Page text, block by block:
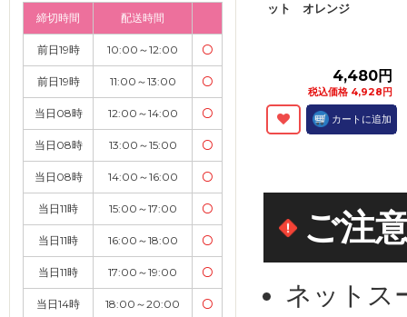
締切時間 配送時間
前日19時 10:00～12:00 〇
前日19時 11:00～13:00 〇
当日08時 12:00～14:00 〇
当日08時 13:00～15:00 〇
当日08時 14:00～16:00 〇
当日11時 15:00～17:00 〇
当日11時 16:00～18:00 〇
当日11時 17:00～19:00 〇
当日14時 18:00～20:00 〇
ット オレンジ
4,480円
税込価格 4,928円
カートに追加
ご注
ネットス